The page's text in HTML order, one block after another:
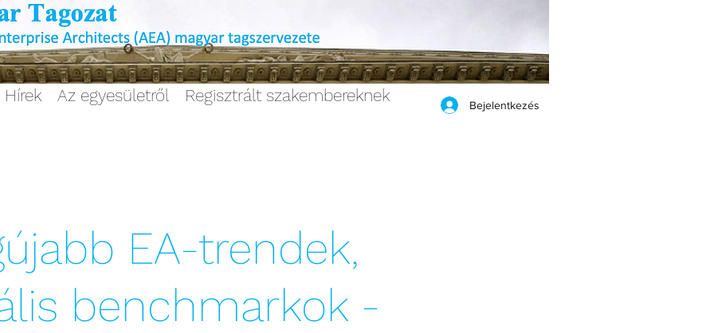
Hírek Az egyesületről Regisztrált szakembereknek Bejelentkezés
EA-trendek,
benchmarkok -